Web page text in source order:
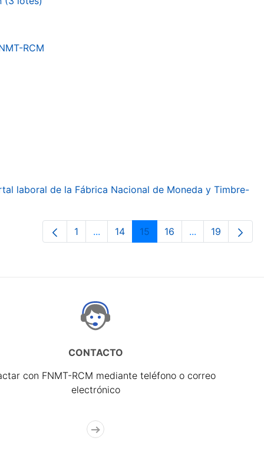
RCM
laboral de la Fábrica Nacional de Moneda y Timbre-
Página
1 ...Páginas intermedias Use TAB para
Página
14 Página
15 Página
16 ...PáginasPágina
19
CONTACTO
con FNMT-RCM mediante teléfono o correo
electrónico